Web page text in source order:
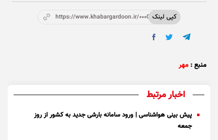
کپی لینکhttps://www.khabargardoon.ir/000OeL
منبع : مهر
اخبار مرتبط
پیش بینی هواشناسی | ورود سامانه بارشی جدید به کشور از روز
جمعه